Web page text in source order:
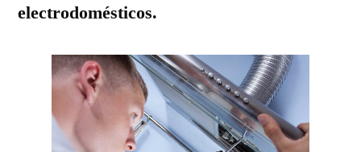
electrodomésticos.